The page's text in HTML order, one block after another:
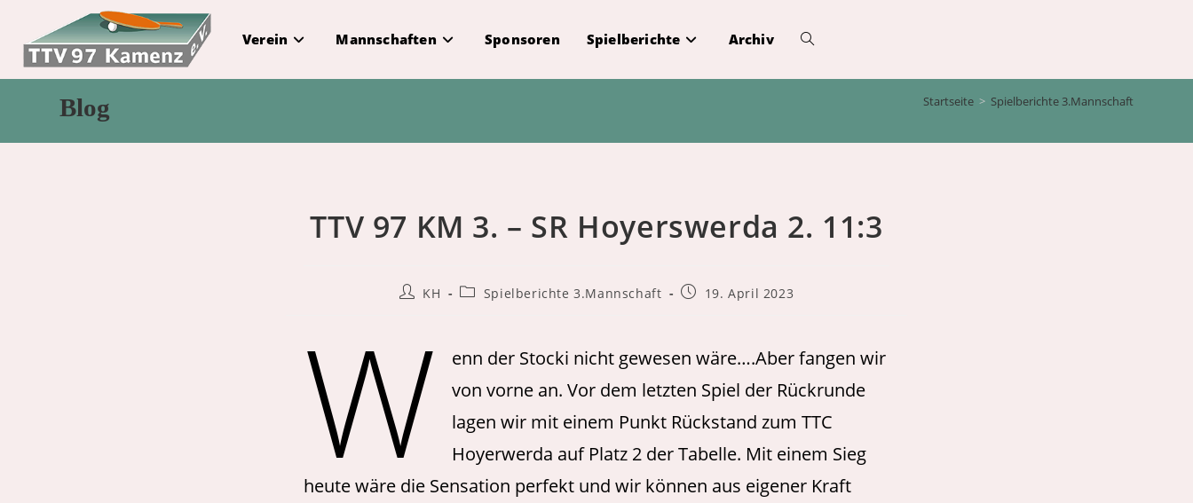
springen
Verein Mannschaften Sponsoren Spielberichte Archiv Website-
Blog Startseite > Spielberichte 3.Mannschaft
TTV 97 KM 3. – SR Hoyerswerda 2. 11:3
Beitrags-
KH
Beitrags-
Spielberichte 3.Mannschaft
Beitrag19. April 2023
W
enn der Stocki nicht gewesen wäre….Aber fangen wir
von vorne an. Vor dem letzten Spiel der Rückrunde
lagen wir mit einem Punkt Rückstand zum TTC
Hoyerwerda auf Platz 2 der Tabelle. Mit einem Sieg
heute wäre die Sensation perfekt und wir können aus eigener Kraft